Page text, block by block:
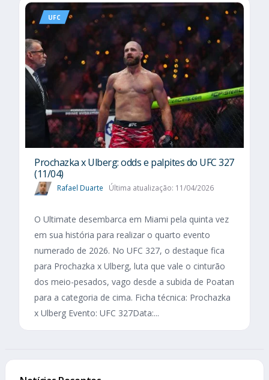
UFC
Prochazka x Ulberg: odds e palpites do UFC 327
(11/04)
Rafael Duarte Última atualização: 11/04/2026
O Ultimate desembarca em Miami pela quinta vez
em sua história para realizar o quarto evento
numerado de 2026. No UFC 327, o destaque fica
para Prochazka x Ulberg, luta que vale o cinturão
dos meio-pesados, vago desde a subida de Poatan
para a categoria de cima. Ficha técnica: Prochazka
x Ulberg Evento: UFC 327Data:...